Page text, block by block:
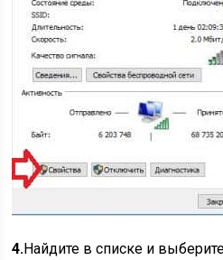
4.Найдите в списке и